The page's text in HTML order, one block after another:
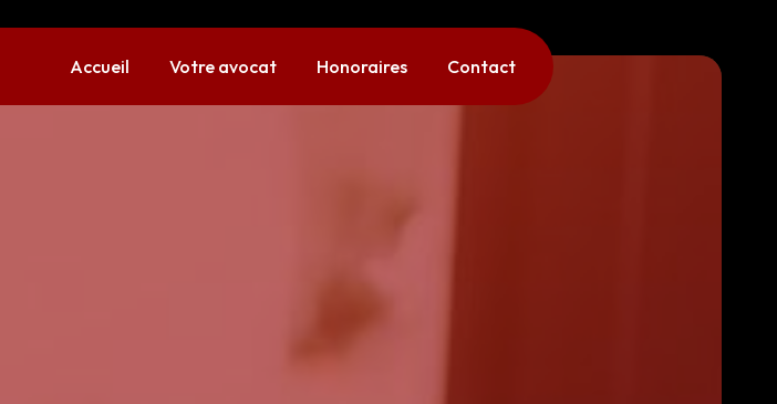
Accueil Votre avocat Honoraires Contact